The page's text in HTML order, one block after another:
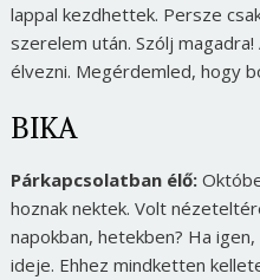
lappal kezdhettek. Persze
szerelem után. Szólj
élvezni. Megérdemled, hogy
BIKA
Párkapcsolatban élő:
hoznak nektek. Volt
napokban, hetekben? Ha
ideje. Ehhez mindketten